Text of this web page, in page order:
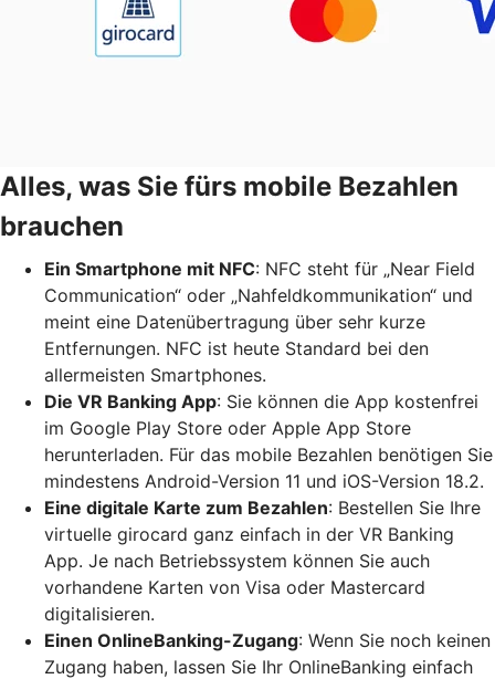
Alles, was Sie fürs mobile Bezahlen
brauchen
Ein Smartphone mit NFC: NFC steht für „Near Field
Communication“ oder „Nahfeldkommunikation“ und
meint eine Datenübertragung über sehr kurze
Entfernungen. NFC ist heute Standard bei den
allermeisten Smartphones.
Die VR Banking App: Sie können die App kostenfrei
im Google Play Store oder Apple App Store
herunterladen. Für das mobile Bezahlen benötigen Sie
mindestens Android-Version 11 und iOS-Version 18.2.
Eine digitale Karte zum Bezahlen: Bestellen Sie Ihre
virtuelle girocard ganz einfach in der VR Banking
App. Je nach Betriebssystem können Sie auch
vorhandene Karten von Visa oder Mastercard
digitalisieren.
Einen OnlineBanking-Zugang: Wenn Sie noch keinen
Zugang haben, lassen Sie Ihr OnlineBanking einfach